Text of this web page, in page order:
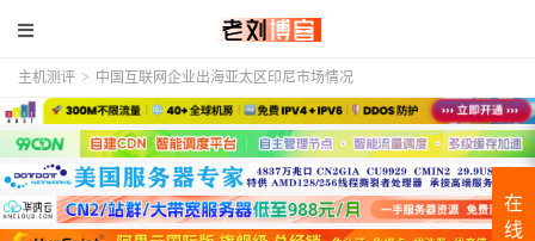
主机测评 > 中国互联网企业出海亚太区印尼市场情况
在
线